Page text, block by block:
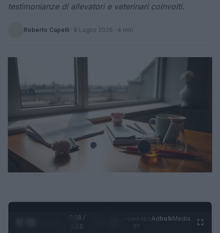
testimonianze di allevatori e veterinari coinvolti.
Roberto Capelli · 8 Luglio 2026 · 4 min
0:29 /
1:20
AdhubMedia